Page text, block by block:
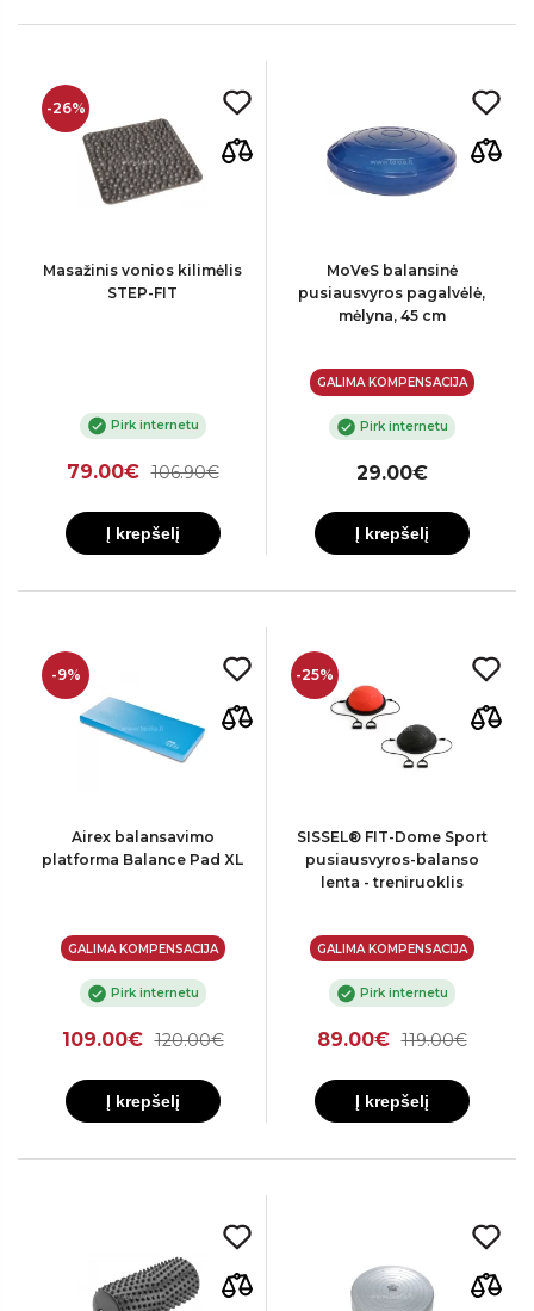
-26%
Masažinis vonios kilimėlis
STEP-FIT
Pirk internetu
79.00€ 106.90€
Į krepšelį
MoVeS balansinė
pusiausvyros pagalvėlė,
mėlyna, 45 cm
GALIMA KOMPENSACIJA
Pirk internetu
29.00€
Į krepšelį
-9%
Airex balansavimo
platforma Balance Pad XL
GALIMA KOMPENSACIJA
Pirk internetu
109.00€ 120.00€
Į krepšelį
-25%
SISSEL® FIT-Dome Sport
pusiausvyros-balanso
lenta - treniruoklis
GALIMA KOMPENSACIJA
Pirk internetu
89.00€ 119.00€
Į krepšelį